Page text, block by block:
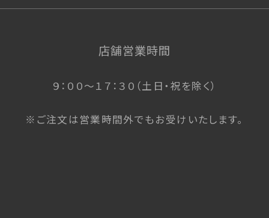
店舗営業時間
９：００〜１７：３０（土日・祝を除く）
※ご注文は営業時間外でもお受けいたします。